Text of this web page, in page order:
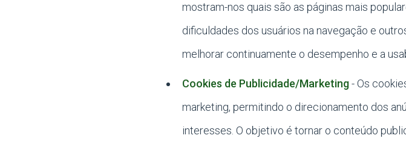
mostram-nos quais são as páginas mais
dificuldades dos usuários na navegação e
melhorar continuamente o desempenho e a
Cookies de Publicidade/Marketing- Os
marketing, permitindo o direcionamento dos
interesses. O objetivo é tornar o conteúdo